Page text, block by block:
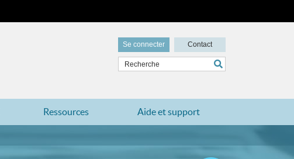
Se connecter Contact
Ressources Aide et support